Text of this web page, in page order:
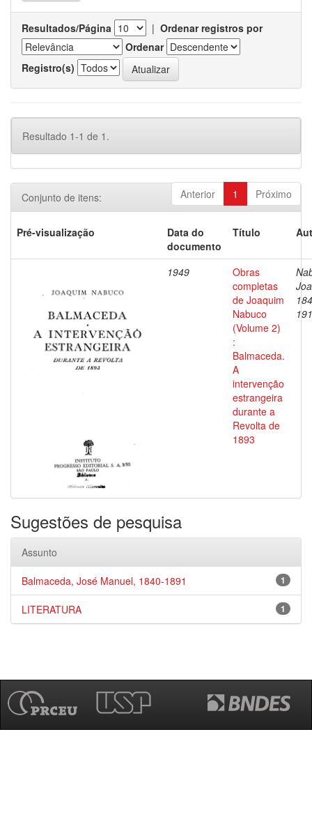
Resultados/Página | Ordenar registros por
Ordenar
Registro(s)
Resultado 1-1 de 1.
Anterior 1 Próximo
Conjunto de itens:
Pré-visualização
Data do
documento
Título
1949
Obras
completas
de Joaquim
Nabuco
(Volume 2)
:
Balmaceda.
A
intervenção
estrangeira
durante a
Revolta de
1893
Sugestões de pesquisa
Assunto
1
Balmaceda, José Manuel, 1840-1891
1
LITERATURA